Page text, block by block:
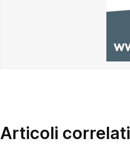
Articoli correlati